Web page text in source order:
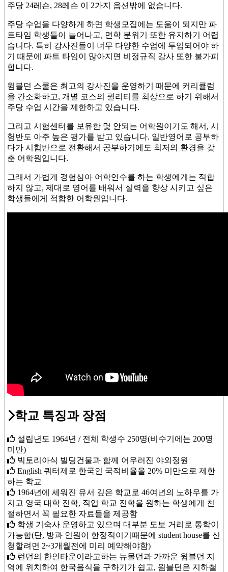
주당 24레슨, 28레슨 이 2가지 옵션밖에 없습니다.
주당 수업을 다양하게 하면 학생모집에는 도움이 되지만 파
트타임 학생들이 늘어나고, 면학 분위기 또한 유지하기 어렵
습니다. 특히 강사진들이 너무 다양한 수업에 투입되어야 하
기 때문에 파트 타임이 많아지면 비정규직 강사 또한 불가피
합니다.
윔블던 스쿨은 최고의 강사진을 운영하기 때문에 커리큘럼
을 간소화하고, 개별 코스의 퀄리티를 최상으로 하기 위해서
주당 수업 시간을 제한하고 있습니다.
그리고 시험센터를 보유한 몇 안되는 어학원이기도 해서, 시
험반도 아주 높은 평가를 받고 있습니다. 일반영어로 공부하
다가 시험반으로 전환해서 공부하기에도 최저의 환경을 갖
춘 어학원입니다.
그래서 가볍게 경험삼아 어학연수를 하는 학생에게는 적합
하지 않고, 제대로 영어를 배워서 실력을 향상 시키고 싶은
학생들에게 적합한 어학원입니다.
학교 특징과 장점
설립년도 1964년 / 전체 학생수 250명(비수기에는 200명
미만)
빅토리아식 빌딩건물과 함께 어우러진 야외정원
English 쿼터제로 한국인 국적비율을 20% 미만으로 제한
하는 학교
1964년에 세워진 유서 깊은 학교로 46여년의 노하우를 가
지고 영국 대학 진학, 직업 학교 진학을 원하는 학생에게 친
절하면서 꼭 필요한 자료들을 제공함
학생 기숙사 운영하고 있으며 대부분 도보 거리로 통학이
가능함(단, 방과 인원이 한정적이기때문에 student house를 신
청할려면 2~3개월전에 미리 예약해야함)
런던의 한인타운이라고하는 뉴몰던과 가까운 윔블던 지
역에 위치하여 한국음식을 구하기가 쉽고, 윔블던은 지하철